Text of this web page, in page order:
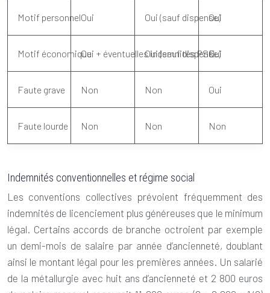
Motif personnelOui Oui (sauf dispense)
Oui
Motif économiqueOui + éventuelles indemnités PSE
Oui (sauf dispense)
Oui
Faute grave Non Non Oui
Faute lourde Non Non Non
Indemnités conventionnelles et régime social
Les conventions collectives prévoient fréquemment des
indemnités de licenciement plus généreuses que le minimum
légal. Certains accords de branche octroient par exemple
un demi-mois de salaire par année d’ancienneté, doublant
ainsi le montant légal pour les premières années. Un salarié
de la métallurgie avec huit ans d’ancienneté et 2 800 euros